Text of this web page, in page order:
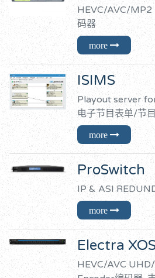
HEVC/AVC/
码器
ISIMS
Playout server
电子节目表单/节
ProSwitch
IP & ASI
Electra
HEVC/AVC